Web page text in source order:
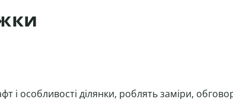
і особливості ділянки, роблять заміри,